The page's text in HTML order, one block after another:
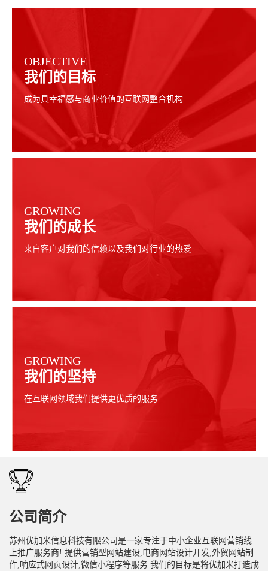
OBJECTIVE
我们的目标
成为具幸福感与商业价值的互联网整合机构
GROWING
我们的成长
来自客户对我们的信赖以及我们对行业的热爱
GROWING
我们的坚持
在互联网领域我们提供更优质的服务
公司简介
苏州优加米信息科技有限公司是一家专注于中小企业互联网营销线
上推广服务商! 提供营销型网站建设,电商网站设计开发,外贸网站制
作,响应式网页设计,微信小程序等服务.我们的目标是将优加米打造成